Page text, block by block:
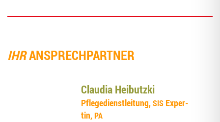
IHRANSPRECH­PART­NER
Clau­dia Heibutzki
Pfle­ge­dienst­lei­tung,SIS Exper­
tin,PA